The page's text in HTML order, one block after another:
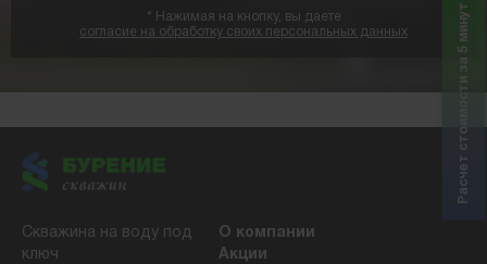
* Нажимая на кнопку, вы даете
согласие на обработку своих персональных данных
Скважина на воду под
ключ
О компании
Акции
Расчет стоимости за 5 минут